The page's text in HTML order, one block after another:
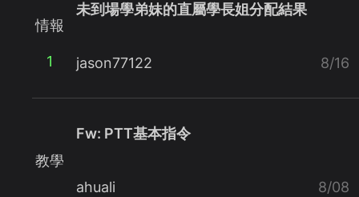
情報
1
未到場學弟妹的直屬學長姐分配結果
jason77122 8/16
教學
Fw: PTT基本指令
ahuali 8/08